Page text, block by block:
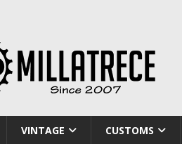
VINTAGE CUSTOMS